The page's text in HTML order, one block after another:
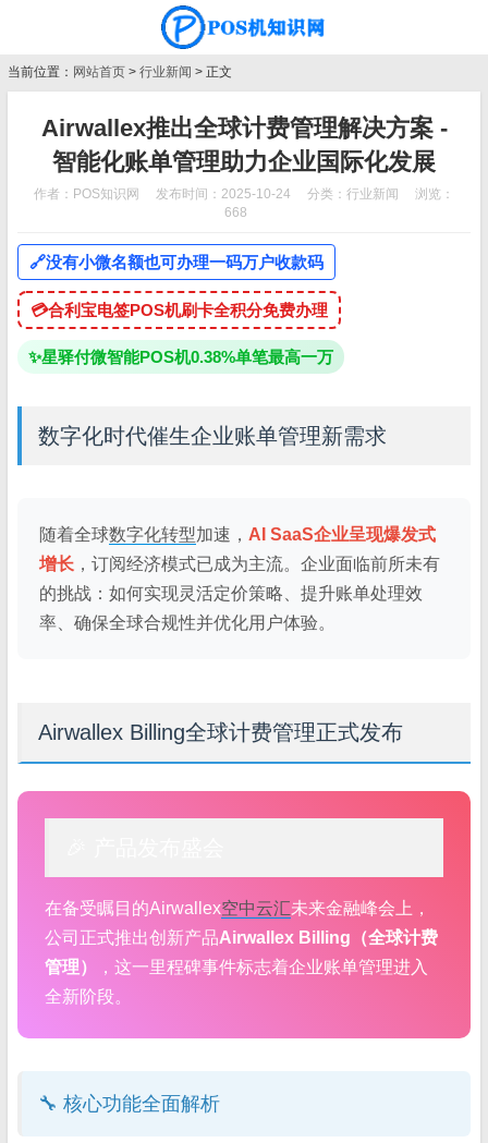
当前位置： 网站首页 > 行业新闻 > 正文
Airwallex推出全球计费管理解决方案 -
智能化账单管理助力企业国际化发展
作者：POS知识网 发布时间：2025-10-24 分类： 行业新闻
浏览：
668
🔗没有小微名额也可办理一码万户收款码
💳合利宝电签POS机刷卡全积分免费办理
✨星驿付微智能POS机0.38%单笔最高一万
数字化时代催生企业账单管理新需求
随着全球数字化转型加速， AI SaaS企业呈现爆发式
增长 ，订阅经济模式已成为主流。企业面临前所未有
的挑战：如何实现灵活定价策略、提升账单处理效
率、确保全球合规性并优化用户体验。
Airwallex Billing全球计费管理正式发布
在备受瞩目的Airwallex空中云汇未来金融峰会上，
公司正式推出创新产品Airwallex Billing（全球计费
管理）
，这一里程碑事件标志着企业账单管理进入
全新阶段。
🔧 核心功能全面解析